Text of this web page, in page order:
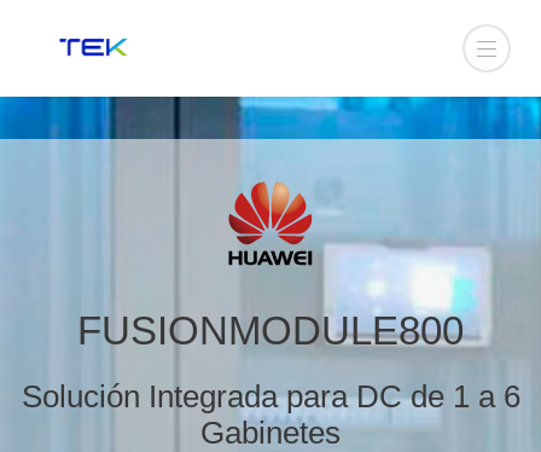
FUSIONMODULE800
Solución Integrada para DC de 1 a 6
Gabinetes